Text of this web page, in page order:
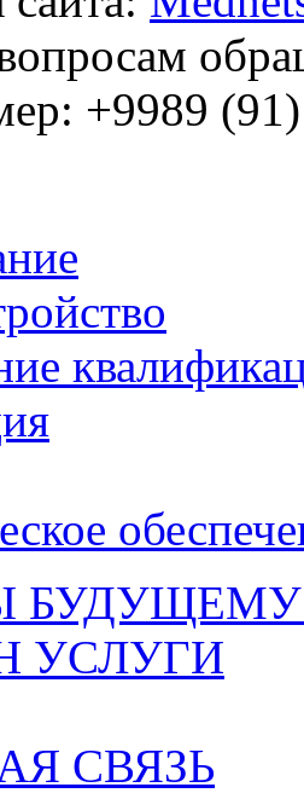
+9989
УСЛУГИ
СВЯЗЬ